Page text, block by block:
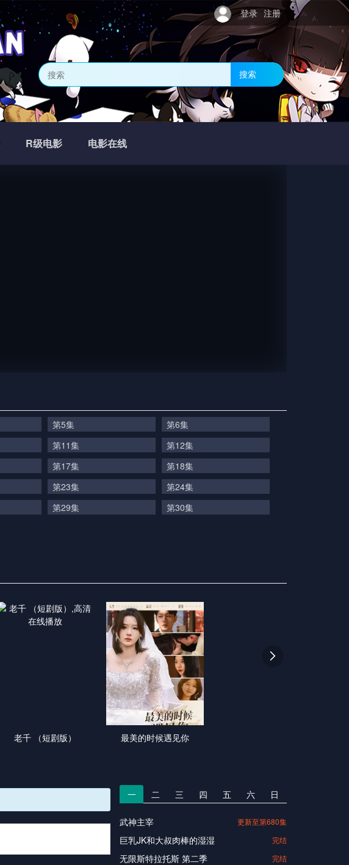
登录 注册
搜索
R级电影 电影在线
第5集
第6集
第11集
第12集
第17集
第18集
第23集
第24集
第29集 第30集
老千 （短剧版） 最美的时候遇见你

一 二 三 四 五 六 日
武神主宰 更新至第680集
巨乳JK和大叔肉棒的湿湿 完结
无限斯特拉托斯 第二季 完结